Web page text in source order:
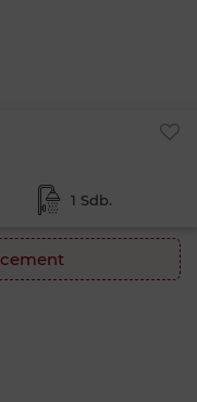
1 Sdb.